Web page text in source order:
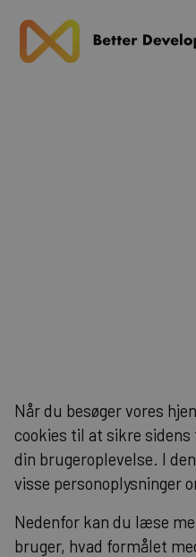
Når du besøger vores
cookies til at sikre
din brugeroplevelse. I
visse personoplysninger
Nedenfor kan du læse
bruger, hvad formålet